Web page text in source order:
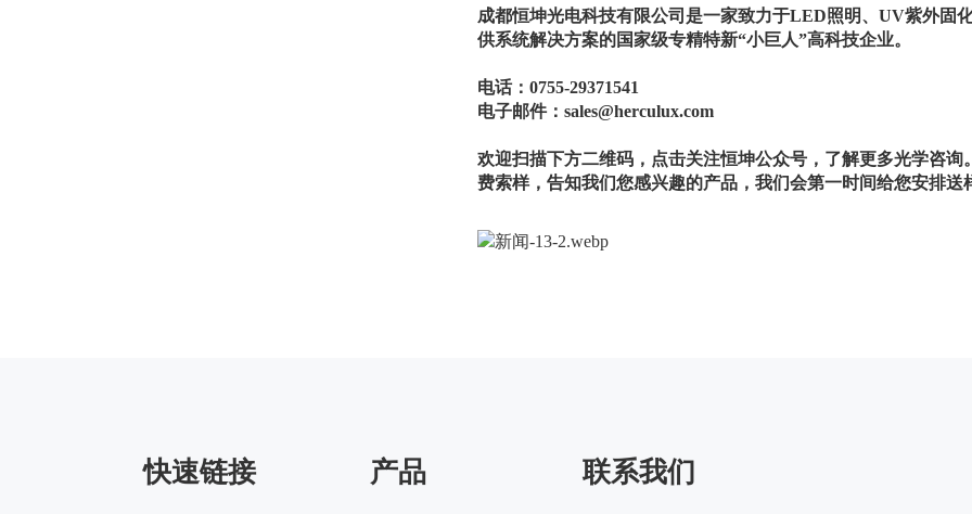
成都恒坤光电科技有限公司是一家致力于LED照明、UV紫外固
供系统解决方案的国家级专精特新“小巨人”高科技企业。
电话：0755-29371541
电子邮件：sales@herculux.com
欢迎扫描下方二维码，点击关注恒坤公众号，了解更多光学咨
费索样，告知我们您感兴趣的产品，我们会第一时间给您安排送
快速链接 产品 联系我们